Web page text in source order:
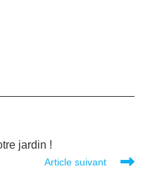
jardin !
Article suivant